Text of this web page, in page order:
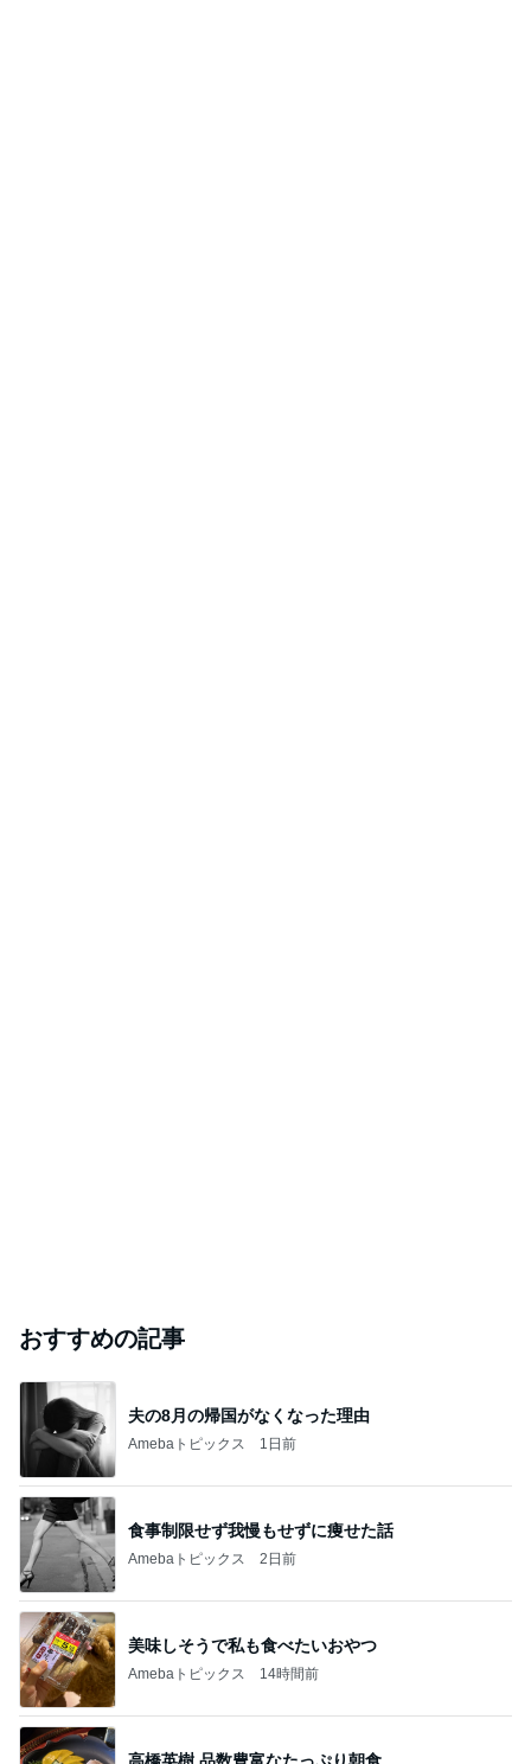
おすすめの記事
夫の8月の帰国がなくなった理由
Amebaトピックス 1日前
食事制限せず我慢もせずに痩せた話
Amebaトピックス 2日前
美味しそうで私も食べたいおやつ
Amebaトピックス 14時間前
高橋英樹 品数豊富なたっぷり朝食